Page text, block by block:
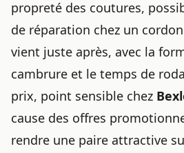
propreté des coutures,
de réparation chez un
vient juste après, avec la
cambrure et le temps de
prix, point sensible chez
cause des offres
rendre une paire attractive